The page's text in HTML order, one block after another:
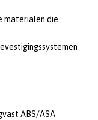
materialen die
ABS/ASA